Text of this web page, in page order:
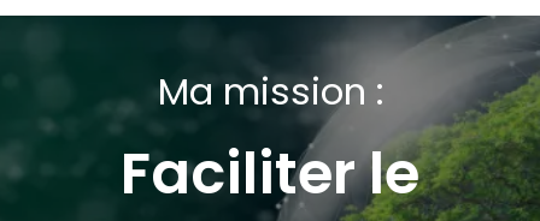
Ma mission :
Faciliter le